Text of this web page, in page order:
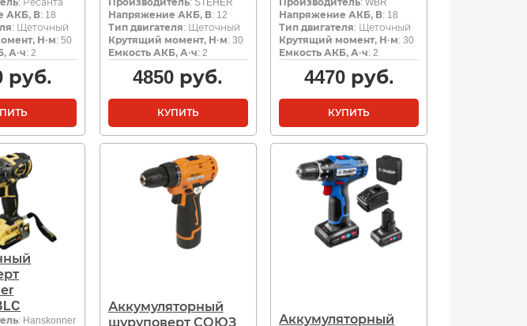
: Ресанта
АКБ, В: 18
: Щеточный
Н·м: 50
А·ч: 2
руб.
Производитель: STEHER
Напряжение АКБ, В: 12
Тип двигателя: Щеточный
Крутящий момент, Н·м: 30
Емкость АКБ, А·ч: 2
4850 руб.
КУПИТЬ
Производитель: WBR
Напряжение АКБ, В: 18
Тип двигателя: Щеточный
Крутящий момент, Н·м: 30
Емкость АКБ, А·ч: 2
4470руб.
КУПИТЬ
: Hanskonner
Аккумуляторный
шуруповерт СОЮЗ
Аккумуляторный